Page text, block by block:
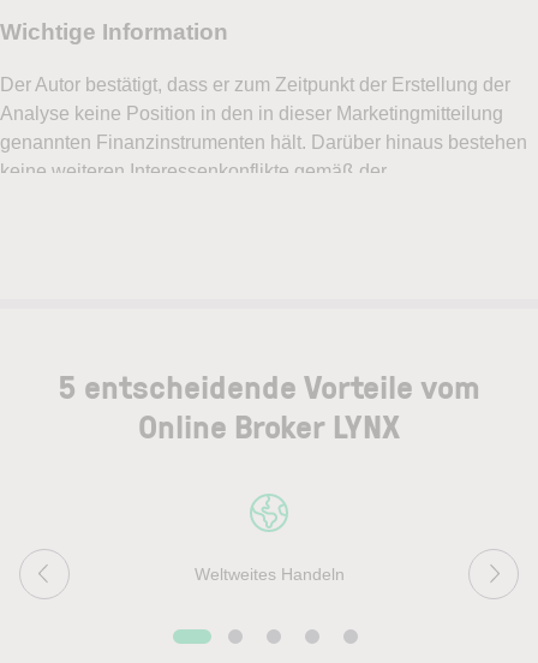
5 entscheidende Vorteile vom
Online Broker LYNX
Weltweites Handeln